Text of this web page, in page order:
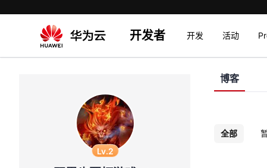
开发者 开发 活动
Lv.2
博客
全部